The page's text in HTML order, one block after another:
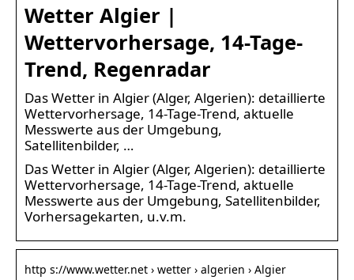
Wetter Algier |
Wettervorhersage, 14-Tage-
Trend, Regenradar
Das Wetter in Algier (Alger, Algerien): detaillierte
Wettervorhersage, 14-Tage-Trend, aktuelle
Messwerte aus der Umgebung,
Satellitenbilder, …
Das Wetter in Algier (Alger, Algerien): detaillierte
Wettervorhersage, 14-Tage-Trend, aktuelle
Messwerte aus der Umgebung, Satellitenbilder,
Vorhersagekarten, u.v.m.
http s://www.wetter.net › wetter › algerien › Algier